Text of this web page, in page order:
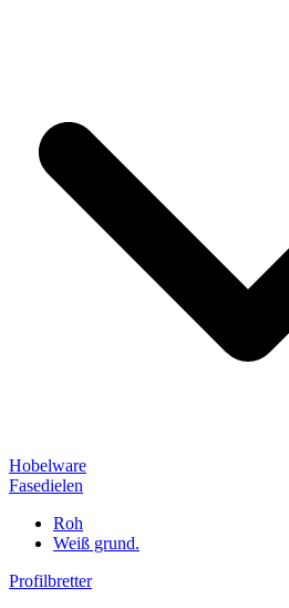
Hobelware
Fasedielen
Roh
Weiß grund.
Profilbretter